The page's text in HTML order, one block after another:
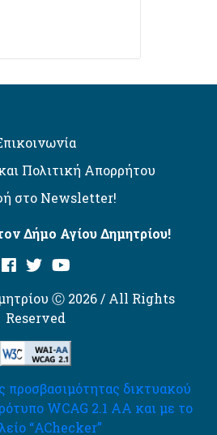
Πολιτική Απορρήτου
στο Newsletter!
Δήμο Αγίου Δημητρίου!
Ⓒ 2026 / All Rights
Reserved
προσβασιμότητας δικτυακού
WCAG 2.1 AA και με το
“AChecker”